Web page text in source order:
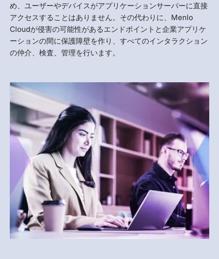
め、ユーザーやデバイスがアプリケーションサーバーに直接
アクセスすることはありません。その代わりに、Menlo
Cloudが侵害の可能性があるエンドポイントと企業アプリケ
ーションの間に保護障壁を作り、すべてのインタラクション
の仲介、検査、管理を行います。